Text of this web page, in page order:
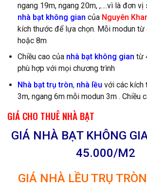
ngang 19m, ngang 20m, ,….vì là đơn vị
nhà bạt không gian của Nguyên
kích thước để lựa chọn. Mỗi modun từ
hoặc 8m
Chiều cao của nhà bạt không gian từ
phù hợp với mọi chương trình
Nhà bạt trụ tròn, nhà lều với các kích
3m, ngang 6m mỗi modun 3m . Chiều
GIÁ CHO THUÊ NHÀ BẠT
GIÁ NHÀ BẠT KHÔNG
45.000/M2
GIÁ NHÀ LỀU TRỤ